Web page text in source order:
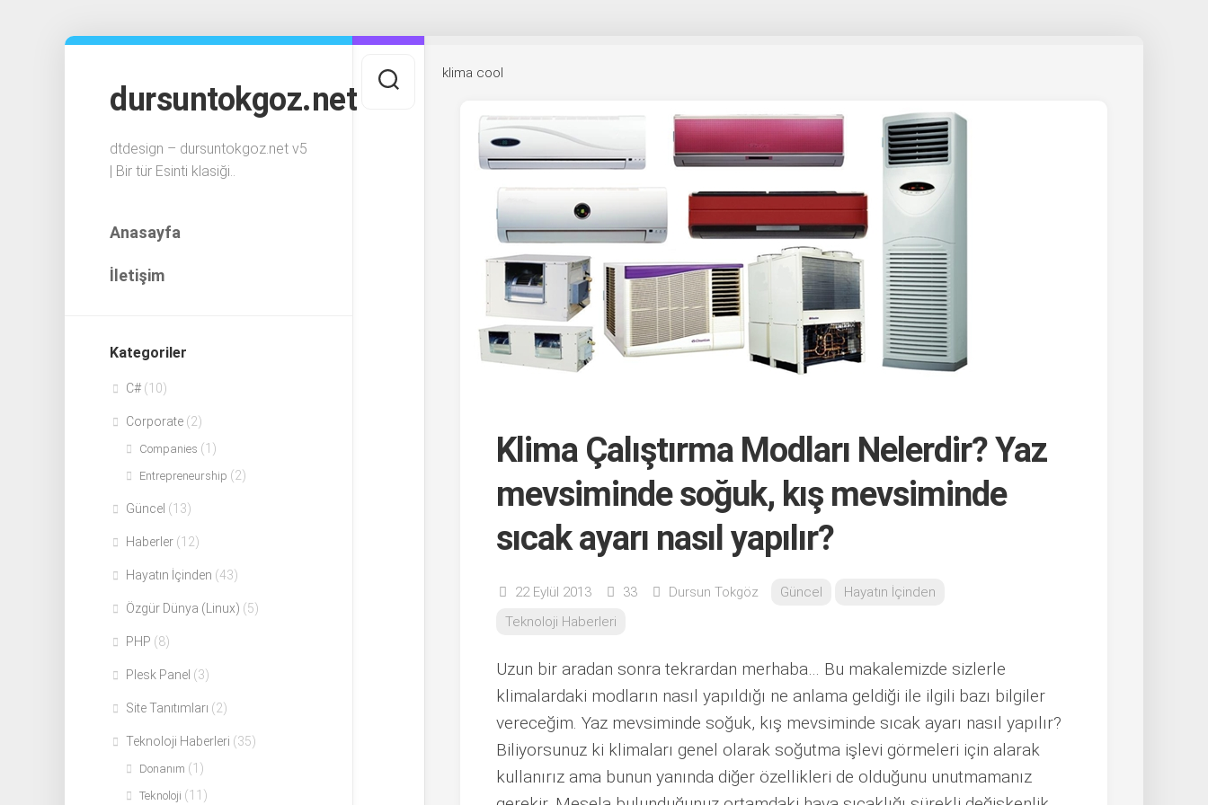
dursuntokgoz.net
dtdesign – dursuntokgoz.net v5
| Bir tür Esinti klasiği..
Anasayfa
İletişim
Kategoriler
C# (10)
Corporate (2)
Companies (1)
Entrepreneurship (2)
Güncel (13)
Haberler (12)
Hayatın İçinden (43)
Özgür Dünya (Linux) (5)
PHP (8)
Plesk Panel (3)
Site Tanıtımları (2)
Teknoloji Haberleri (35)
Donanım (1)
Teknoloji (11)
klima cool
Klima Çalıştırma Modları Nelerdir? Yaz
mevsiminde soğuk, kış mevsiminde
sıcak ayarı nasıl yapılır?
22 Eylül 2013 33 Dursun Tokgöz Güncel
Hayatın İçinden
Teknoloji Haberleri
Uzun bir aradan sonra tekrardan merhaba… Bu makalemizde sizlerle
klimalardaki modların nasıl yapıldığı ne anlama geldiği ile ilgili bazı bilgiler
vereceğim. Yaz mevsiminde soğuk, kış mevsiminde sıcak ayarı nasıl yapılır?
Biliyorsunuz ki klimaları genel olarak soğutma işlevi görmeleri için alarak
kullanırız ama bunun yanında diğer özellikleri de olduğunu unutmamanız